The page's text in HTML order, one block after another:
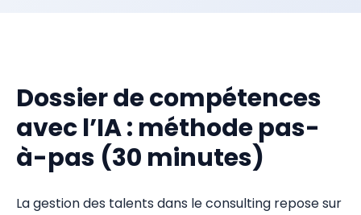
Dossier de compétences
avec l’IA : méthode pas-
à-pas (30 minutes)
La gestion des talents dans le consulting repose sur